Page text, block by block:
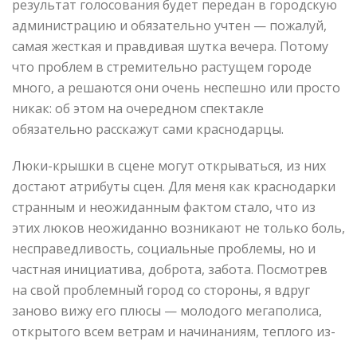
результат голосования будет передан в городскую
администрацию и обязательно учтен — пожалуй,
самая жесткая и правдивая шутка вечера. Потому
что проблем в стремительно растущем городе
много, а решаются они очень неспешно или просто
никак: об этом на очередном спектакле
обязательно расскажут сами краснодарцы.
Люки-крышки в сцене могут открываться, из них
достают атрибуты сцен. Для меня как краснодарки
странным и неожиданным фактом стало, что из
этих люков неожиданно возникают не только боль,
несправедливость, социальные проблемы, но и
частная инициатива, доброта, забота. Посмотрев
на свой проблемный город со стороны, я вдруг
заново вижу его плюсы — молодого мегаполиса,
открытого всем ветрам и начинаниям, теплого из-